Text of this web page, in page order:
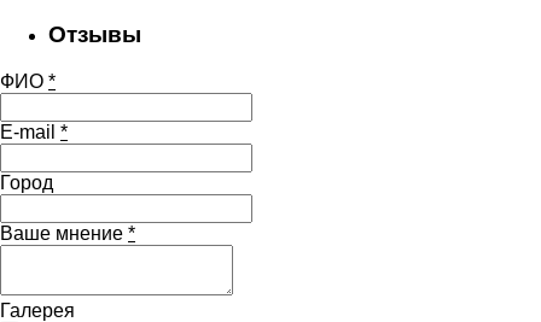
Отзывы
ФИО *
E-mail *
Город
Ваше мнение *
Галерея